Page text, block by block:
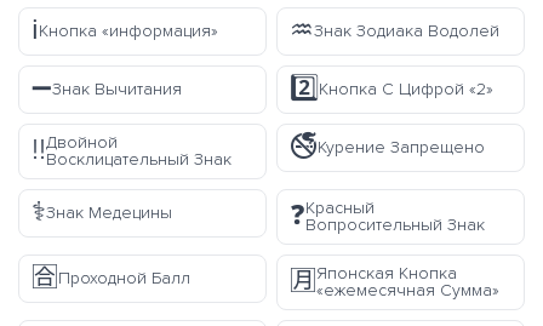
ℹ️Кнопка «информация» ♒Знак Зодиака Водолей
➖Знак Вычитания 2️⃣Кнопка С Цифрой «2»
‼️Двойной
Восклицательный Знак
🚭Курение Запрещено
⚕️Знак Медецины ❓Красный
Вопросительный Знак
🈴 Проходной Балл 🈷️ Японская Кнопка
«ежемесячная Сумма»